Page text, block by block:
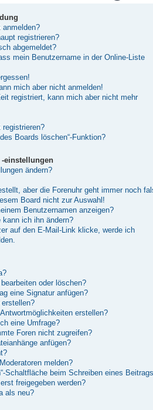
registrieren?
abgemeldet?
mein Benutzername in der Online-Liste
mich aber nicht anmelden!
registriert, kann mich aber nicht mehr
Boards löschen“-Funktion?
-einstellungen
ändern?
aber die Forenuhr geht immer noch
Board nicht zur Auswahl!
Benutzernamen anzeigen?
ich ihn ändern?
auf den E-Mail-Link klicke, werde ich
oder löschen?
eine Signatur anfügen?
erstellen?
eine Umfrage?
Foren nicht zugreifen?
anfügen?
melden?
Schaltfläche beim Schreiben eines
freigegeben werden?
als neu?